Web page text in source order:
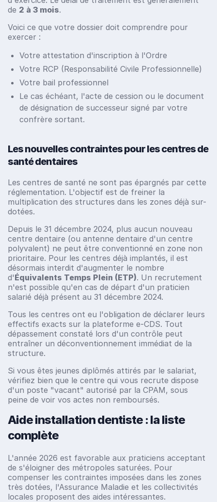
de 2 à 3 mois.
Voici ce que votre dossier doit comprendre pour
exercer :
Votre attestation d'inscription à l'Ordre
Votre RCP (Responsabilité Civile Professionnelle)
Votre bail professionnel
Le cas échéant, l'acte de cession ou le document
de désignation de successeur signé par votre
confrère sortant.
Les nouvelles contraintes pour les centres de
santé dentaires
Les centres de santé ne sont pas épargnés par cette
réglementation. L'objectif est de freiner la
multiplication des structures dans les zones déjà sur-
dotées.
Depuis le 31 décembre 2024, plus aucun nouveau
centre dentaire (ou antenne dentaire d'un centre
polyvalent) ne peut être conventionné en zone non
prioritaire. Pour les centres déjà implantés, il est
désormais interdit d'augmenter le nombre
d'Équivalents Temps Plein (ETP). Un recrutement
n'est possible qu'en cas de départ d'un praticien
salarié déjà présent au 31 décembre 2024.
Tous les centres ont eu l'obligation de déclarer leurs
effectifs exacts sur la plateforme e-CDS. Tout
dépassement constaté lors d'un contrôle peut
entraîner un déconventionnement immédiat de la
structure.
Si vous êtes jeunes diplômés attirés par le salariat,
vérifiez bien que le centre qui vous recrute dispose
d'un poste "vacant" autorisé par la CPAM, sous
peine de voir vos actes non remboursés.
Aide installation dentiste : la liste
complète
L'année 2026 est favorable aux praticiens acceptant
de s'éloigner des métropoles saturées. Pour
compenser les contraintes imposées dans les zones
très dotées, l'Assurance Maladie et les collectivités
locales proposent des aides intéressantes.